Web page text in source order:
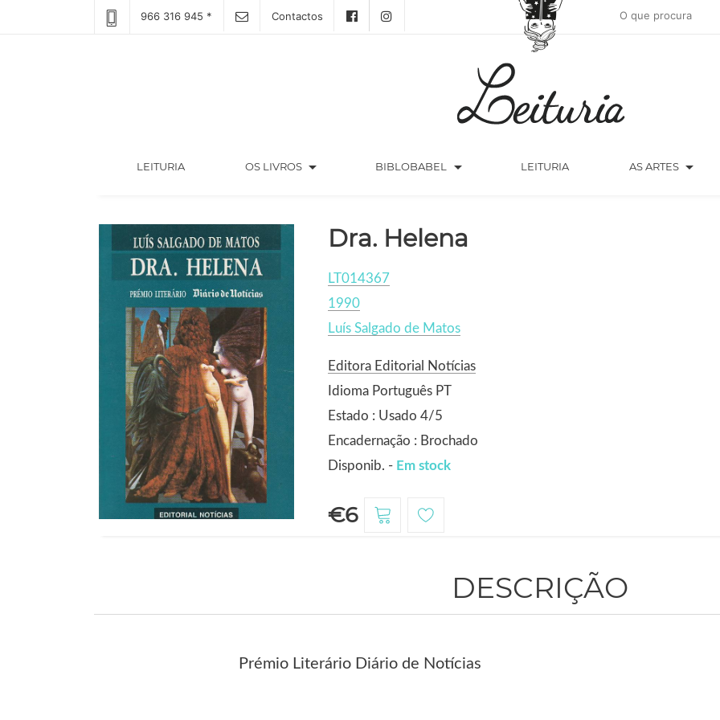
966 316 945 * Contactos
LEITURIA(CURRENT) OS LIVROS arrow_drop_down BIBLOBABEL arrow_drop_down LEITURIA AS ARTES arrow_drop_down
Dra. Helena
LT014367
1990
Luís Salgado de Matos
Editora Editorial Notícias
Idioma Português PT
Estado : Usado 4/5
Encadernação : Brochado
Disponib. - Em stock
€6
DESCRIÇÃO
Prémio Literário Diário de Notícias